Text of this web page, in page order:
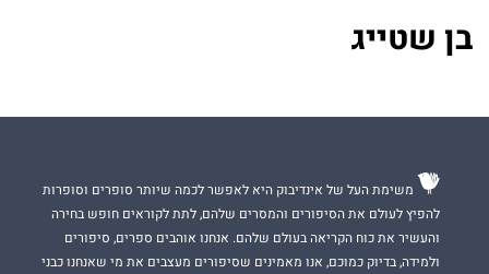
בן שטייג
משימת העל של אינדיבוק היא לאפשר לכמה שיותר סופרים וסופרות
להפיץ לעולם את הסיפורים והמסרים שלהם, לתת לקוראים חופש בחירה
והעשיר את כוח הקריאה בעולם שלהם. אנחנו אוהבים ספרים, סיפורים
ולמידה, בדיוק כמוכם, אנו מאמינים שסיפורים מעצבים את מי שאנחנו כבני